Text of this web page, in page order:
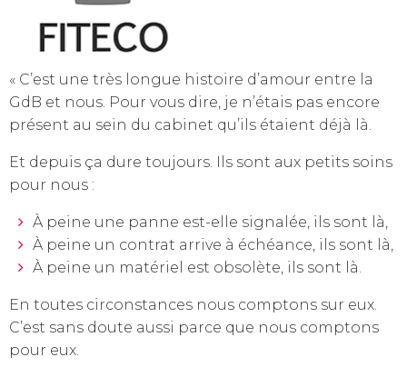
« C’est une très longue histoire d’amour entre la
GdB et nous. Pour vous dire, je n’étais pas encore
présent au sein du cabinet qu’ils étaient déjà là.
Et depuis ça dure toujours. Ils sont aux petits soins
pour nous :
À peine une panne est-elle signalée, ils sont là,
À peine un contrat arrive à échéance, ils sont là,
À peine un matériel est obsolète, ils sont là.
En toutes circonstances nous comptons sur eux.
C’est sans doute aussi parce que nous comptons
pour eux.